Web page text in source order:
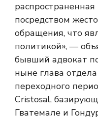
посредством
обращения, что
политикой», —
бывший адвокат
ныне глава
переходного
Cristosal,
Гватемале и